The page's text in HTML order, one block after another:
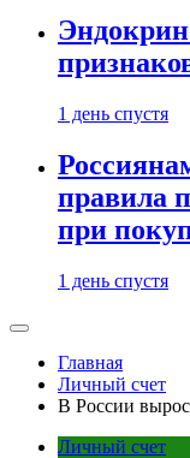
1 день спустя
правила
при
1 день спустя
Главная
Личный счет
В России
Личный счет